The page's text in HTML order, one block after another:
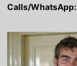
Calls/WhatsApp: